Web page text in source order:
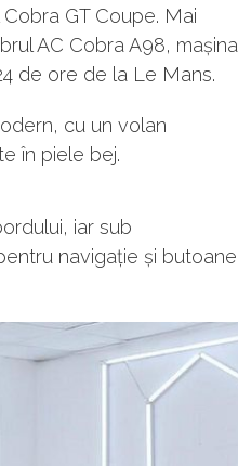
GT Coupe. Mai
AC Cobra A98, mașina
de ore de la Le Mans.
cu un volan
în piele bej.
iar sub
navigație și butoane